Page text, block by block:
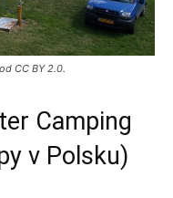
CC BY 2.0.
Camping
v Polsku)